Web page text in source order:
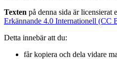
Texten på denna sida är licensierat
Erkännande 4.0 Internationell (CC
Detta innebär att du:
får kopiera och dela vidare